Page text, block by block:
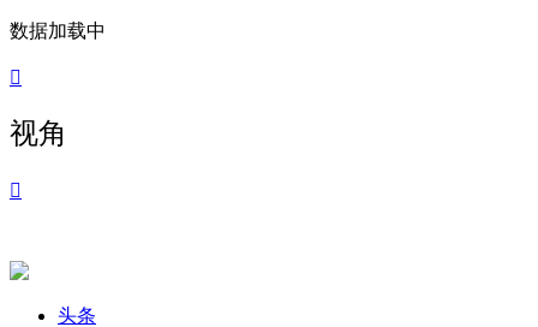
数据加载中

视角

头条